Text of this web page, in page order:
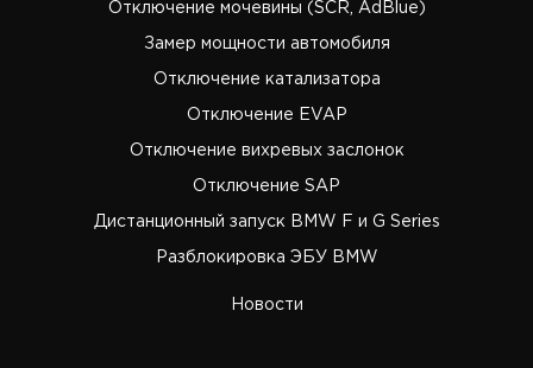
Новости
Отключение мочевины (SCR, AdBlue)
Замер мощности автомобиля
Отключение катализатора
Отключение EVAP
Отключение вихревых заслонок
Отключение SAP
Дистанционный запуск BMW F и G Series
Разблокировка ЭБУ BMW